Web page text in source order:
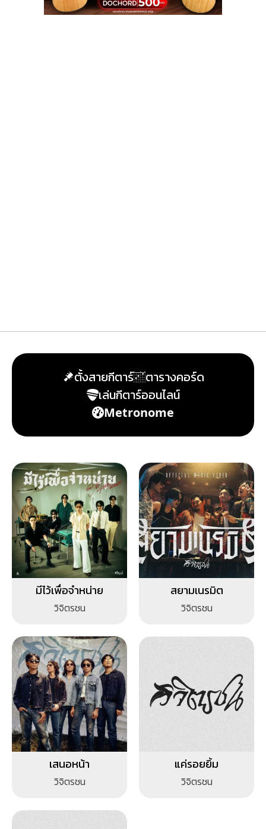
ตั้งสายกีตาร์
ตารางคอร์ด
เล่นกีตาร์ออนไลน์
Metronome
มีไว้เพื่อจำหน่าย
วิจิตรชน
สยามเนรมิต
วิจิตรชน
เสนอหน้า
วิจิตรชน
แค่รอยยิ้ม
วิจิตรชน